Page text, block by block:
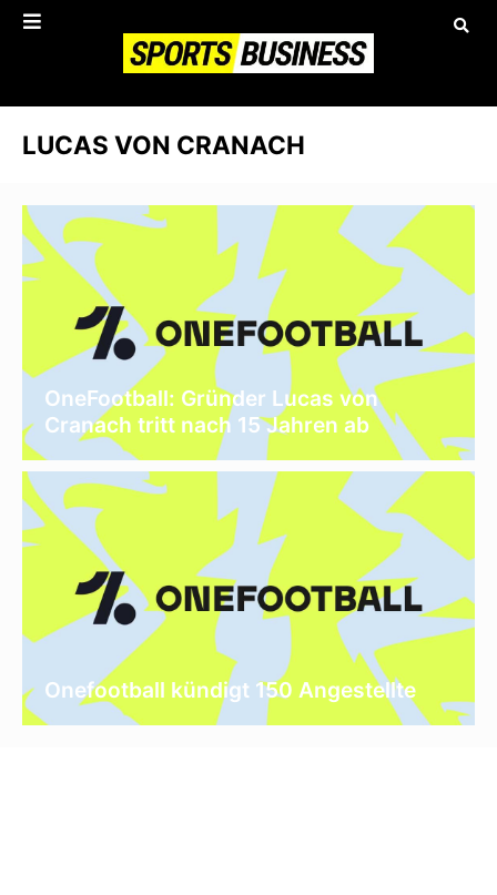
LUCAS VON CRANACH
OneFootball: Gründer Lucas von
Cranach tritt nach 15 Jahren ab
Onefootball kündigt 150 Angestellte